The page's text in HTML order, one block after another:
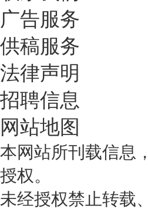
广告服务
供稿服务
法律声明
招聘信息
网站地图
本网站所刊载信息
授权。
未经授权禁止转载